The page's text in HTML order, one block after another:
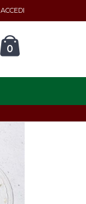
ACCEDI
0